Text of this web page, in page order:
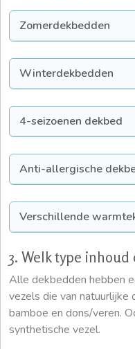
Zomerdekbedden
Winterdekbedden
4-seizoenen dekbed
Anti-allergische
Verschillende
3. Welk type inhoud
Alle dekbedden hebben
vezels die van natuurlijke
bamboe en dons/veren.
synthetische vezel.